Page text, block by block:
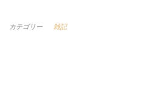
カテゴリー 雑記